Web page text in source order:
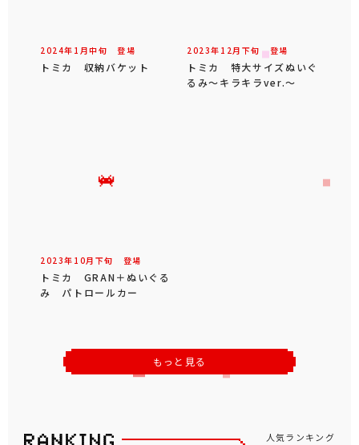
2024年 1 月中旬 登場
トミカ 収納バケット
2023年 12 月 下旬 登場
トミカ 特大サイズぬいぐ
るみ～キラキラver.～
2023年 10月 下旬 登場
トミカ GRAN＋ぬいぐる
み パトロールカー
もっと見る
人気ランキング